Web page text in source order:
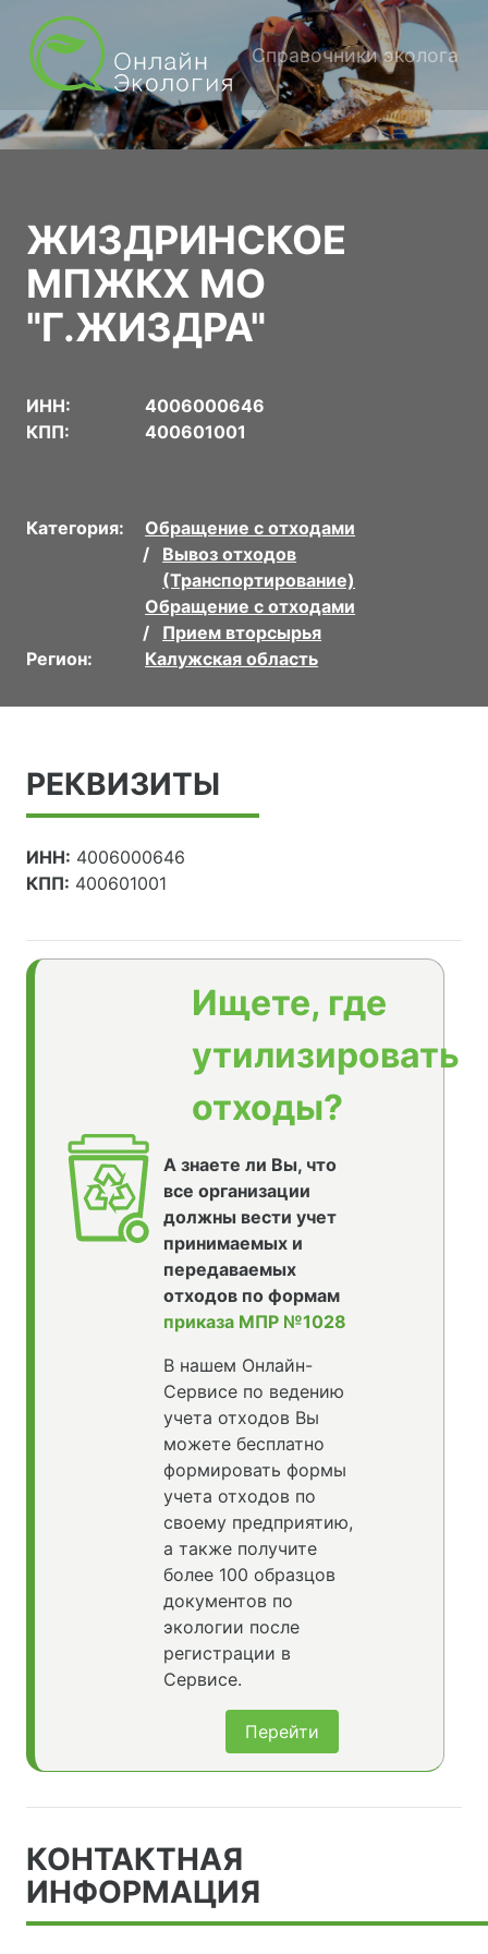
Справочники эколога
ЖИЗДРИНСКОЕ
МПЖКХ МО
"Г.ЖИЗДРА"
ИНН:
4006000646
КПП:
400601001
Категория:
Обращение с отходами
Вывоз отходов
(Транспортирование)
Обращение с отходами
Прием вторсырья
Регион:
Калужская область
РЕКВИЗИТЫ
ИНН: 4006000646
КПП: 400601001
Ищете, где
утилизировать
отходы?
А знаете ли Вы, что
все организации
должны вести учет
принимаемых и
передаваемых
отходов по формам
приказа МПР №1028
В нашем Онлайн-
Сервисе по ведению
учета отходов Вы
можете бесплатно
формировать формы
учета отходов по
своему предприятию,
а также получите
более 100 образцов
документов по
экологии после
регистрации в
Сервисе.
Перейти
КОНТАКТНАЯ
ИНФОРМАЦИЯ